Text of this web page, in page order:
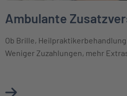
Ambulante
Ob Brille,
Weniger Zuzahlungen, mehr
Mehr über Ambulante